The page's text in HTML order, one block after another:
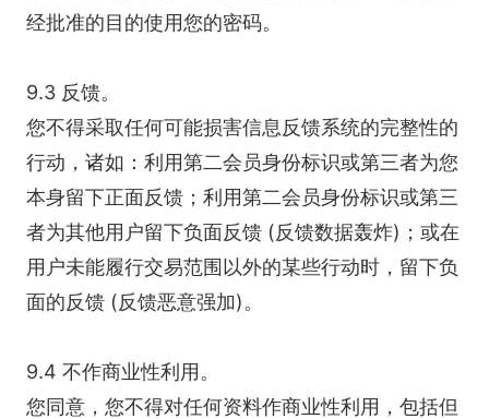
经批准的目的使用您的密码。
9.3 反馈。
您不得采取任何可能损害信息反馈系统的完整性的
行动，诸如：利用第二会员身份标识或第三者为您
本身留下正面反馈；利用第二会员身份标识或第三
者为其他用户留下负面反馈 (反馈数据轰炸)；或在
用户未能履行交易范围以外的某些行动时，留下负
面的反馈 (反馈恶意强加)。
9.4 不作商业性利用。
您同意，您不得对任何资料作商业性利用，包括但